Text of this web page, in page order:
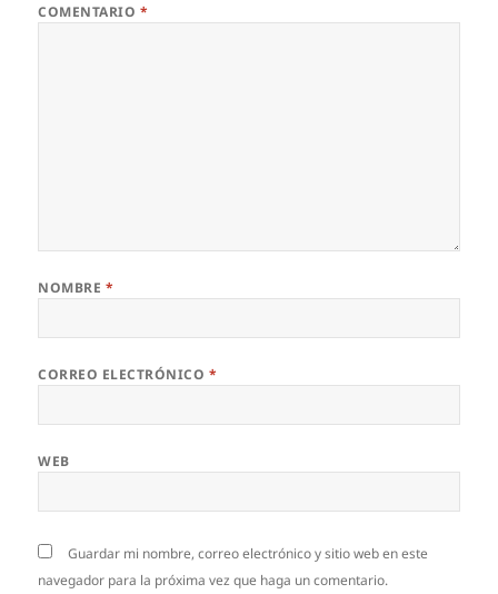
COMENTARIO *
NOMBRE *
CORREO ELECTRÓNICO *
WEB
Guardar mi nombre, correo electrónico y sitio web en este
navegador para la próxima vez que haga un comentario.